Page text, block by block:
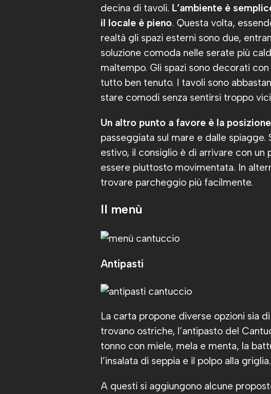
decina di tavoli. L’ambiente è
il locale è pieno. Questa volta,
realtà gli spazi esterni sono due,
soluzione comoda nelle serate più
maltempo. Gli spazi sono decorati
tutto ben tenuto. I tavoli sono
stare comodi senza sentirsi troppo
Un altro punto a favore è la posizione
passeggiata sul mare e dalle
estivo, il consiglio è di arrivare con un
essere piuttosto movimentata. In
trovare parcheggio più facilmente.
Il menù
Antipasti
La carta propone diverse opzioni sia
trovano ostriche, l’antipasto del
tonno con miele, mela e menta, la
l’insalata di seppia e il polpo alla griglia.
A questi si aggiungono alcune